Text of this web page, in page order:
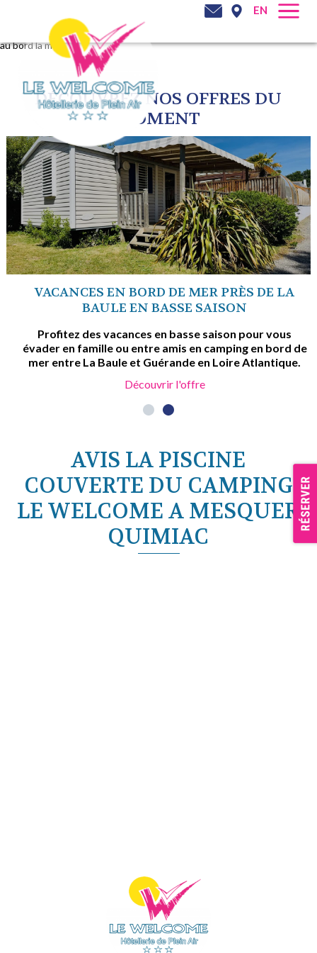
EN
au bord la mer
DÉCOUVREZ NOS OFFRES DU
MOMENT
VACANCES EN BORD DE MER PRÈS DE LA
BAULE EN BASSE SAISON
Profitez des vacances en basse saison pour vous
évader en famille ou entre amis en camping en bord de
mer entre La Baule et Guérande en Loire Atlantique.
Découvrir l'offre
AVIS LA PISCINE
COUVERTE DU CAMPING
LE WELCOME A MESQUER
QUIMIAC